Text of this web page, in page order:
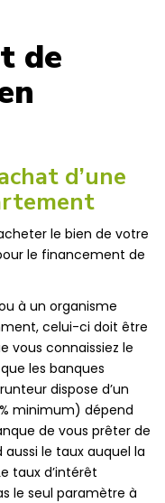
de
d’une
le bien de votre
le financement de
à un organisme
celui-ci doit être
vous connaissiez le
les banques
dispose d’un
minimum) dépend
de vous prêter de
le taux auquel la
taux d’intérêt
le seul paramètre à